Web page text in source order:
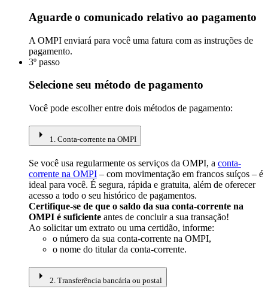
Aguarde o comunicado relativo ao pagamento
A OMPI enviará para você uma fatura com as instruções de
pagamento.
3º passo
Selecione seu método de pagamento
Você pode escolher entre dois métodos de pagamento:
arrow_right 1. Conta-corrente na OMPI
Se você usa regularmente os serviços da OMPI, a conta-
corrente na OMPI – com movimentação em francos suíços – é
ideal para você. É segura, rápida e gratuita, além de oferecer
acesso a todo o seu histórico de pagamentos.
Certifique-se de que o saldo da sua conta-corrente na
OMPI é suficiente antes de concluir a sua transação!
Ao solicitar um extrato ou uma certidão, informe:​​​​​​​
o número da sua conta-corrente na OMPI,
o nome do titular da conta-corrente.
arrow_right 2. Transferência bancária ou postal